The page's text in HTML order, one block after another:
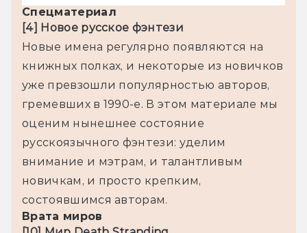
Спецматериал
[4] Новое русское фэнтези
Новые имена регулярно появляются на
книжных полках, и некоторые из новичков
уже превзошли популярностью авторов,
гремевших в 1990-е. В этом материале мы
оценим нынешнее состояние
русскоязычного фэнтези: уделим
внимание и мэтрам, и талантливым
новичкам, и просто крепким,
Врата миров